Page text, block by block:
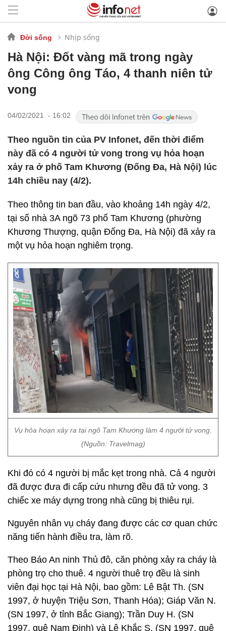
Đời sống Nhịp sống
Hà Nội: Đốt vàng mã trong ngày
ông Công ông Táo, 4 thanh niên tử
vong
04/02/2021 - 16:02
Theo nguồn tin của PV Infonet, đến thời điểm
này đã có 4 người tử vong trong vụ hỏa hoạn
xảy ra ở phố Tam Khương (Đống Đa, Hà Nội) lúc
14h chiều nay (4/2).
Theo thông tin ban đầu, vào khoảng 14h ngày 4/2,
tại số nhà 3A ngõ 73 phố Tam Khương (phường
Khương Thượng, quận Đống Đa, Hà Nội) đã xảy ra
một vụ hỏa hoạn nghiêm trọng.
Vụ hỏa hoạn xảy ra tại ngõ Tam Khương làm 4 người tử vong.
(Nguồn: Travelmag)
Khi đó có 4 người bị mắc kẹt trong nhà. Cả 4 người
đã được đưa đi cấp cứu nhưng đều đã tử vong. 3
chiếc xe máy dựng trong nhà cũng bị thiêu rụi.
Nguyên nhân vụ cháy đang được các cơ quan chức
năng tiến hành điều tra, làm rõ.
Theo Báo An ninh Thủ đô, căn phòng xảy ra cháy là
phòng trọ cho thuê. 4 người thuê trọ đều là sinh
viên đại học tại Hà Nội, bao gồm: Lê Bật Th. (SN
1997, ở huyện Triệu Sơn, Thanh Hóa); Giáp Văn N.
(SN 1997, ở tỉnh Bắc Giang); Trần Duy H. (SN
1997, quê Nam Định) và Lê Khắc S. (SN 1997, quê